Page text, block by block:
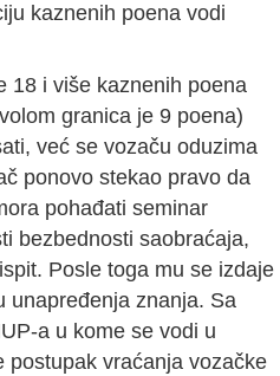
kaznenih poena vodi
18 i više kaznenih poena
granica je 9 poena)
već se vozaču oduzima
ponovo stekao pravo da
pohađati seminar
bezbednosti saobraćaja,
Posle toga mu se izdaje
unapređenja znanja. Sa
a u kome se vodi u
postupak vraćanja vozačke